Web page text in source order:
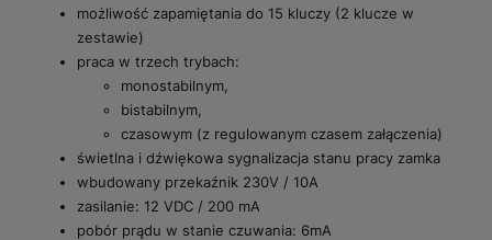
możliwość zapamiętania do 15 kluczy (2 klucze w
zestawie)
praca w trzech trybach:
monostabilnym,
bistabilnym,
czasowym (z regulowanym czasem załączenia)
świetlna i dźwiękowa sygnalizacja stanu pracy zamka
wbudowany przekaźnik 230V / 10A
zasilanie: 12 VDC / 200 mA
pobór prądu w stanie czuwania: 6mA